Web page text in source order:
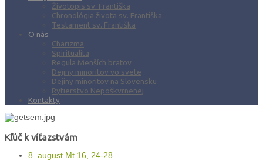
Životopis sv. Františka
Chronológia života sv. Františka
Testament sv. Františka
O nás
Charizma
Spiritualita
Regula Menších bratov
Dejiny minoritov vo svete
Dejiny minoritov na Slovensku
Rytierstvo Nepoškvrnenej
Kontakty
Kľúč k víťazstvám
8. august Mt 16, 24-28